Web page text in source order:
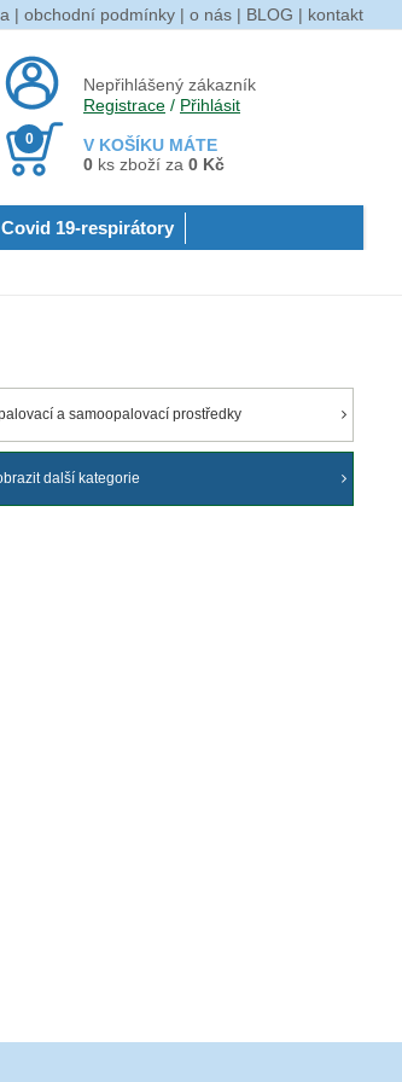
| obchodní podmínky | o nás | BLOG | kontakt
Nepřihlášený zákazník
Registrace / Přihlásit
V KOŠÍKU MÁTE
0
0 ks zboží za 0 Kč
Covid 19-respirátory
a samoopalovací prostředky
další kategorie